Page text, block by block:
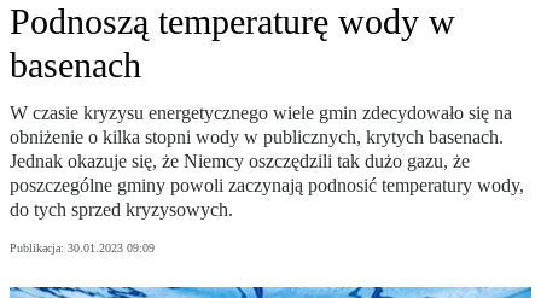
Podnoszą temperaturę wody w
basenach
W czasie kryzysu energetycznego wiele gmin zdecydowało się na
obniżenie o kilka stopni wody w publicznych, krytych basenach.
Jednak okazuje się, że Niemcy oszczędzili tak dużo gazu, że
poszczególne gminy powoli zaczynają podnosić temperatury wody,
do tych sprzed kryzysowych.
Publikacja: 30.01.2023 09:09